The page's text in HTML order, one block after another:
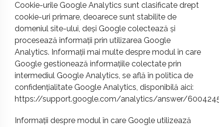
Cookie-urile Google Analytics sunt clasificate drept
cookie-uri primare, deoarece sunt stabilite de
domeniul site-ului, deși Google colectează și
procesează informații prin utilizarea Google
Analytics. Informații mai multe despre modul în care
Google gestionează informațiile colectate prin
intermediul Google Analytics, se află în politica de
confidențialitate Google Analytics, disponibilă aici:
https://support.google.com/analytics/answer/
Informații despre modul în care Google utilizează